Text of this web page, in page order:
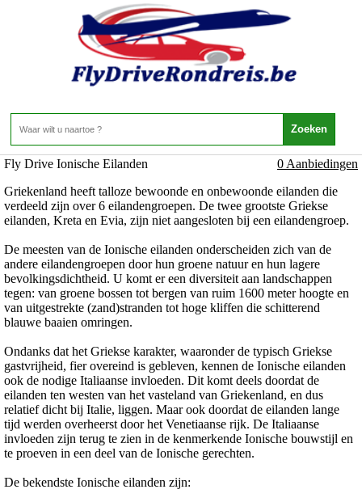
Griekenland - Rondreizen Griekenland - Fly Drive
Home>
Fly Drive Ionische Eilanden
0 Aanbiedingen
Griekenland heeft talloze bewoonde en onbewoonde eilanden die
verdeeld zijn over 6 eilandengroepen. De twee grootste Griekse
eilanden, Kreta en Evia, zijn niet aangesloten bij een eilandengroep.
De meesten van de Ionische eilanden onderscheiden zich van de
andere eilandengroepen door hun groene natuur en hun lagere
bevolkingsdichtheid. U komt er een diversiteit aan landschappen
tegen: van groene bossen tot bergen van ruim 1600 meter hoogte en
van uitgestrekte (zand)stranden tot hoge kliffen die schitterend
blauwe baaien omringen.
Ondanks dat het Griekse karakter, waaronder de typisch Griekse
gastvrijheid, fier overeind is gebleven, kennen de Ionische eilanden
ook de nodige Italiaanse invloeden. Dit komt deels doordat de
eilanden ten westen van het vasteland van Griekenland, en dus
relatief dicht bij Italie, liggen. Maar ook doordat de eilanden lange
tijd werden overheerst door het Venetiaanse rijk. De Italiaanse
invloeden zijn terug te zien in de kenmerkende Ionische bouwstijl en
te proeven in een deel van de Ionische gerechten.
De bekendste Ionische eilanden zijn: